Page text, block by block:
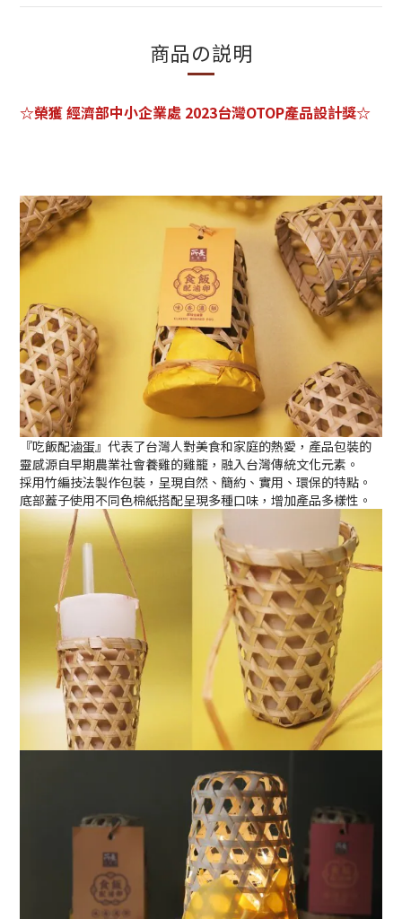
商品の説明
☆榮獲 經濟部中小企業處 2023台灣OTOP產品設計獎☆
『吃飯配滷蛋』代表了台灣人對美食和家庭的熱愛，產品包裝的
靈感源自早期農業社會養雞的雞籠，融入台灣傳統文化元素。
採用竹編技法製作包裝，呈現自然、簡約、實用、環保的特點。
底部蓋子使用不同色棉紙搭配呈現多種口味，增加產品多樣性。